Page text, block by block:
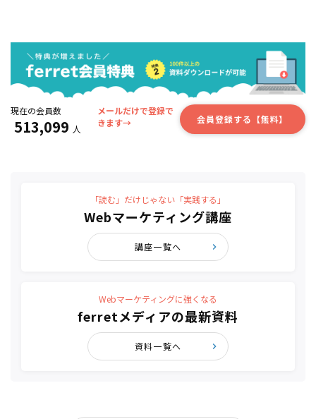
現在の会員数
513,099 人
メールだけで登録で
きます→
会員登録する【無料】
「読む」だけじゃない「実践する」
Webマーケティング講座
講座一覧へ
Webマーケティングに強くなる
ferretメディアの最新資料
資料一覧へ